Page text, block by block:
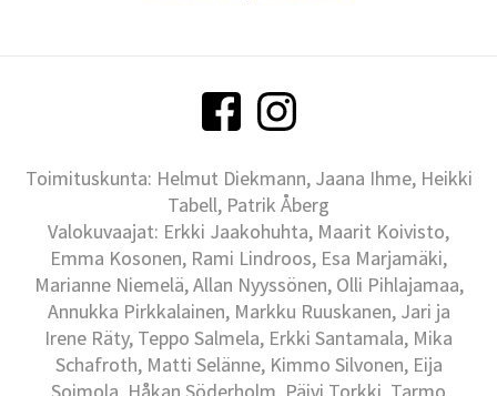
Toimituskunta: Helmut Diekmann, Jaana Ihme, Heikki
Tabell, Patrik Åberg
Valokuvaajat: Erkki Jaakohuhta, Maarit Koivisto,
Emma Kosonen, Rami Lindroos, Esa Marjamäki,
Marianne Niemelä, Allan Nyyssönen, Olli Pihlajamaa,
Annukka Pirkkalainen, Markku Ruuskanen, Jari ja
Irene Räty, Teppo Salmela, Erkki Santamala, Mika
Schafroth, Matti Selänne, Kimmo Silvonen, Eija